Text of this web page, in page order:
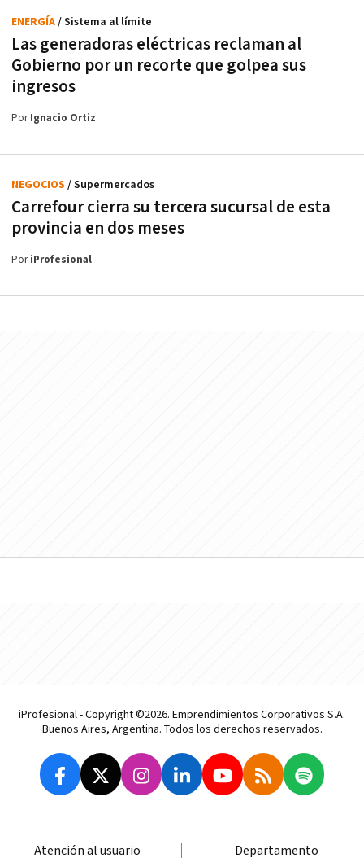
Las generadoras eléctricas reclaman al
Gobierno por un recorte que golpea sus
ingresos
ENERGÍA/ Sistema al límite
PorIgnacio Ortiz
Carrefour cierra su tercera sucursal de esta
provincia en dos meses
NEGOCIOS / Supermercados
PoriProfesional
iProfesional - Copyright ©2026. Emprendimientos Corporativos S.A.
Buenos Aires, Argentina. Todos los derechos reservados.
Atención al usuario Departamento